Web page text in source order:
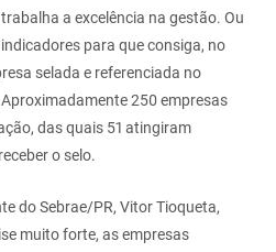
a excelência na gestão. Ou
para que consiga, no
selada e referenciada no
250 empresas
das quais 51 atingiram
o selo.
do Sebrae/PR, Vitor Tioqueta,
muito forte, as empresas